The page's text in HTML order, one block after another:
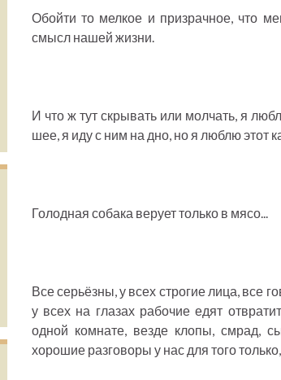
Обойти то мелкое и призрачное, что
смысл нашей жизни.
И что ж тут скрывать или молчать, я
шее, я иду с ним на дно, но я люблю этот
Голодная собака верует только в мясо...
Все серьёзны, у всех строгие лица, все
у всех на глазах рабочие едят
одной комнате, везде клопы, смрад,
хорошие разговоры у нас для того